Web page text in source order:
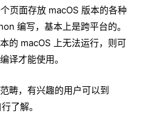
个页面存放 macOS 版本的各种
编写，基本上是跨平台的。
的 macOS 上无法运行，则可
译才能使用。
畴，有兴趣的用户可以到
了解。